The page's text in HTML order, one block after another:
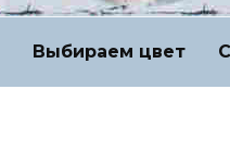
Выбираем цвет